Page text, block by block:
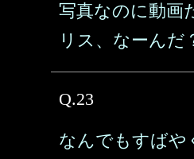
写真なのに動画
リス、なーんだ
Q.23
なんでもすばや